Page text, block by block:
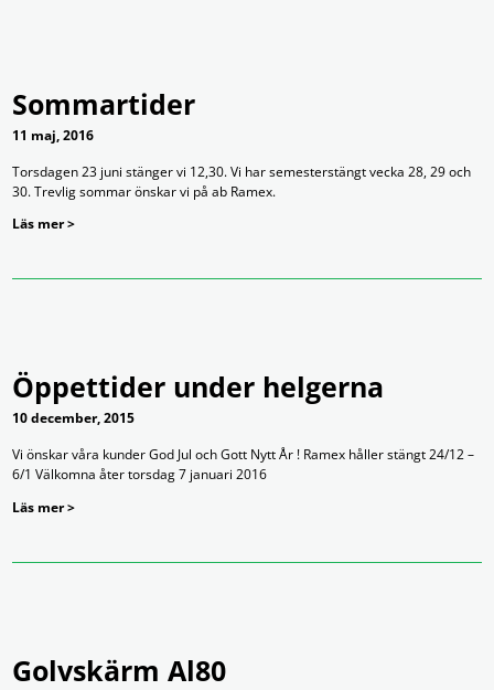
Sommartider
11 maj, 2016
Torsdagen 23 juni stänger vi 12,30. Vi har semesterstängt vecka 28, 29 och
30. Trevlig sommar önskar vi på ab Ramex.
Läs mer >
Öppettider under helgerna
10 december, 2015
Vi önskar våra kunder God Jul och Gott Nytt År ! Ramex håller stängt 24/12 –
6/1 Välkomna åter torsdag 7 januari 2016
Läs mer >
Golvskärm Al80